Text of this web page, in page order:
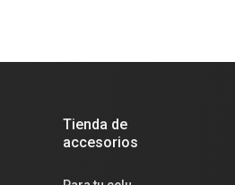
Tienda de
accesorios